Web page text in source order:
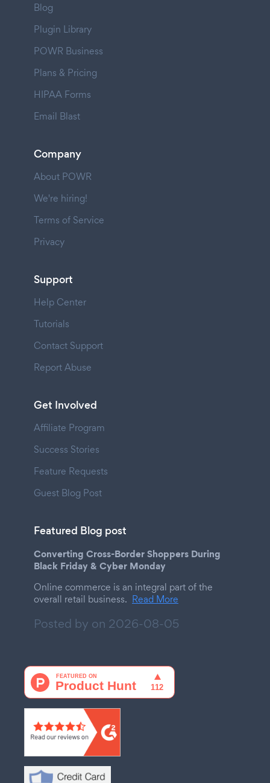
Blog
Plugin Library
POWR Business
Plans & Pricing
HIPAA Forms
Email Blast
Company
About POWR
We're hiring!
Terms of Service
Privacy
Support
Help Center
Tutorials
Contact Support
Report Abuse
Get Involved
Affiliate Program
Success Stories
Feature Requests
Guest Blog Post
Featured Blog post
Converting Cross-Border Shoppers During
Black Friday & Cyber Monday
Online commerce is an integral part of the
overall retail business. Read More
Posted by on 2026-08-05